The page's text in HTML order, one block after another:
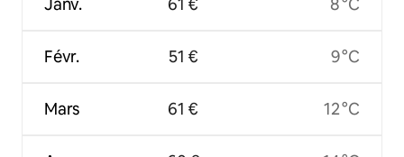
Févr.
Mars
51 €
61 €
9 °C
12 °C